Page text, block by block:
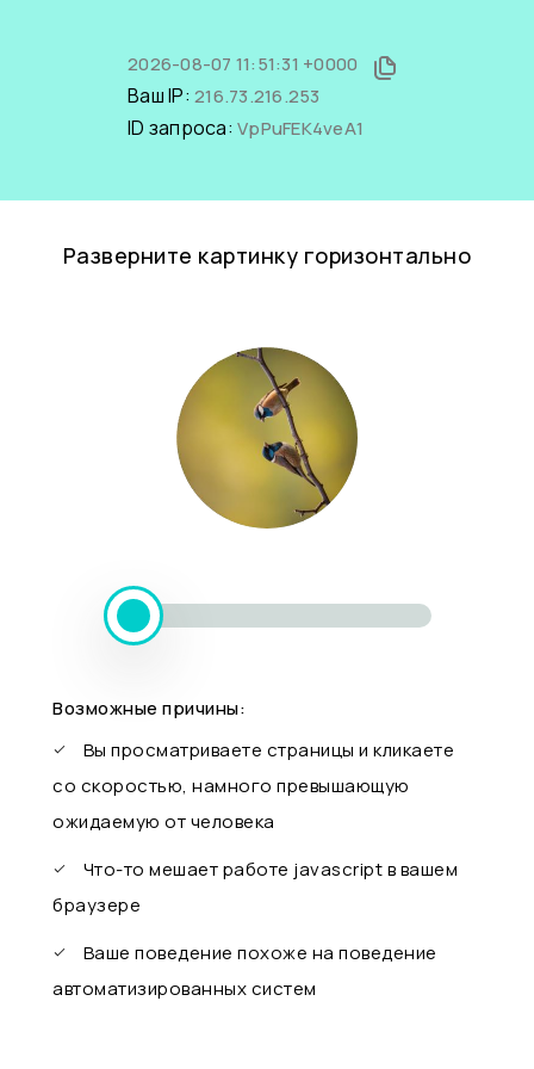
2026-08-07 11:51:31 +0000
Ваш IP: 216.73.216.253
ID запроса: VpPuFEK4veA1
Разверните картинку горизонтально
Возможные причины:
Вы просматриваете страницы и кликаете
со скоростью, намного превышающую
ожидаемую от человека
Что-то мешает работе javascript в вашем
браузере
Ваше поведение похоже на поведение
автоматизированных систем